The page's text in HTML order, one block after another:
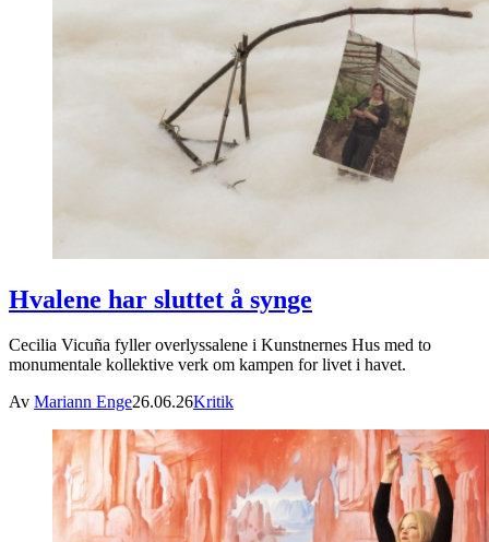
Hvalene har sluttet å synge
Cecilia Vicuña fyller overlyssalene i Kunstnernes Hus med to
monumentale kollektive verk om kampen for livet i havet.
Av Mariann Enge26.06.26Kritik